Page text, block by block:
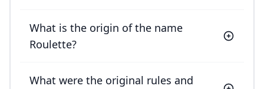
What is the origin of the name
Roulette?
What were the original rules and